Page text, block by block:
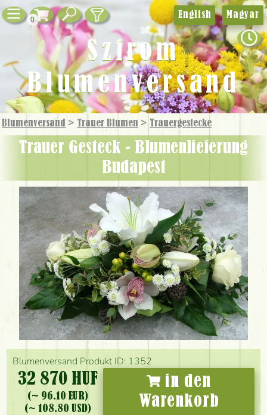
0
Blumenversand > Trauer Blumen > Trauer­gestecke
Trauer Gesteck - Blumenlieferung
Budapest
Blumenversand Produkt ID: 1352
32 870 HUF
(~ 96.10 EUR)
(~ 108.80 USD)
in den
Warenkorb
English Magyar
Szirom
Blumenversand